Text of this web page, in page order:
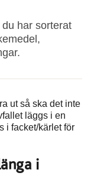
har sorterat
ut så ska det inte
läggs i en
i facket/kärlet för
i